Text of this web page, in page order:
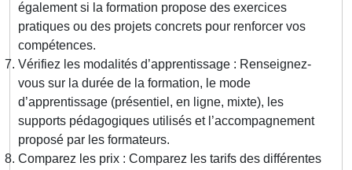
également si la formation propose des exercices
pratiques ou des projets concrets pour renforcer vos
compétences.
Vérifiez les modalités d’apprentissage : Renseignez-
vous sur la durée de la formation, le mode
d’apprentissage (présentiel, en ligne, mixte), les
supports pédagogiques utilisés et l’accompagnement
proposé par les formateurs.
Comparez les prix : Comparez les tarifs des différentes